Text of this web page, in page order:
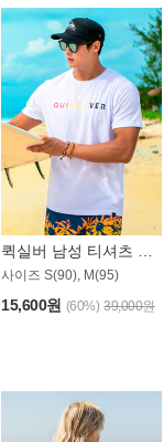
사이즈 S(90), M(95)
15,600원 (60%) 39,000원